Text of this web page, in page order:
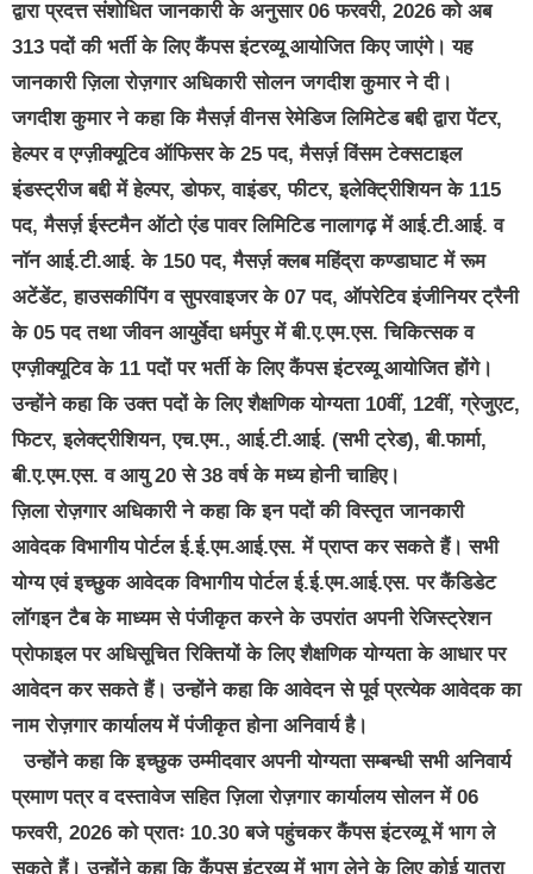
द्वारा प्रदत्त संशोधित जानकारी के अनुसार 06 फरवरी, 2026 को अब
313 पदों की भर्ती के लिए कैंपस इंटरव्यू आयोजित किए जाएंगे। यह
जानकारी ज़िला रोज़गार अधिकारी सोलन जगदीश कुमार ने दी।
जगदीश कुमार ने कहा कि मैसर्ज़ वीनस रेमेडिज लिमिटेड बद्दी द्वारा पेंटर,
हेल्पर व एग्ज़ीक्यूटिव ऑफिसर के 25 पद, मैसर्ज़ विंसम टेक्सटाइल
इंडस्ट्रीज बद्दी में हेल्पर, डोफर, वाइंडर, फीटर, इलेक्ट्रिीशियन के 115
पद, मैसर्ज़ ईस्टमैन ऑटो एंड पावर लिमिटिड नालागढ़ में आई.टी.आई. व
नॉन आई.टी.आई. के 150 पद, मैसर्ज़ क्लब महिंद्रा कण्डाघाट में रूम
अटेंडेंट, हाउसकीपिंग व सुपरवाइजर के 07 पद, ऑपरेटिव इंजीनियर ट्रैनी
के 05 पद तथा जीवन आयुर्वेदा धर्मपुर में बी.ए.एम.एस. चिकित्सक व
एग्ज़ीक्यूटिव के 11 पदों पर भर्ती के लिए कैंपस इंटरव्यू आयोजित होंगे।
उन्होंने कहा कि उक्त पदों के लिए शैक्षणिक योग्यता 10वीं, 12वीं, ग्रेजुएट,
फिटर, इलेक्ट्रीशियन, एच.एम., आई.टी.आई. (सभी ट्रेड), बी.फार्मा,
बी.ए.एम.एस. व आयु 20 से 38 वर्ष के मध्य होनी चाहिए।
ज़िला रोज़गार अधिकारी ने कहा कि इन पदों की विस्तृत जानकारी
आवेदक विभागीय पोर्टल ई.ई.एम.आई.एस. में प्राप्त कर सकते हैं। सभी
योग्य एवं इच्छुक आवेदक विभागीय पोर्टल ई.ई.एम.आई.एस. पर कैंडिडेट
लॉगइन टैब के माध्यम से पंजीकृत करने के उपरांत अपनी रेजिस्ट्रेशन
प्रोफाइल पर अधिसूचित रिक्तियों के लिए शैक्षणिक योग्यता के आधार पर
आवेदन कर सकते हैं। उन्होंने कहा कि आवेदन से पूर्व प्रत्येक आवेदक का
नाम रोज़गार कार्यालय में पंजीकृत होना अनिवार्य है।
उन्होंने कहा कि इच्छुक उम्मीदवार अपनी योग्यता सम्बन्धी सभी अनिवार्य
प्रमाण पत्र व दस्तावेज सहित ज़िला रोज़गार कार्यालय सोलन में 06
फरवरी, 2026 को प्रातः 10.30 बजे पहुंचकर कैंपस इंटरव्यू में भाग ले
सकते हैं। उन्होंने कहा कि कैंपस इंटरव्यू में भाग लेने के लिए कोई यात्रा